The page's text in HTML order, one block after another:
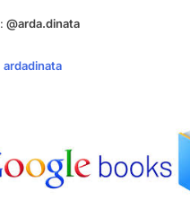
: @arda.dinata
ardadinata